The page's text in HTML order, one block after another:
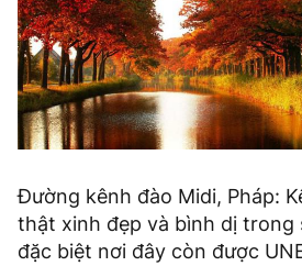
Đường kênh đào Midi, Pháp:
thật xinh đẹp và bình dị trong
đặc biệt nơi đây còn được